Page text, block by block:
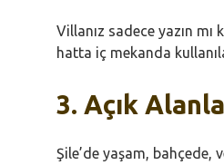
Villanız sadece yazın mı
hatta iç mekanda
3. Açık
Şile’de yaşam, bahçede,